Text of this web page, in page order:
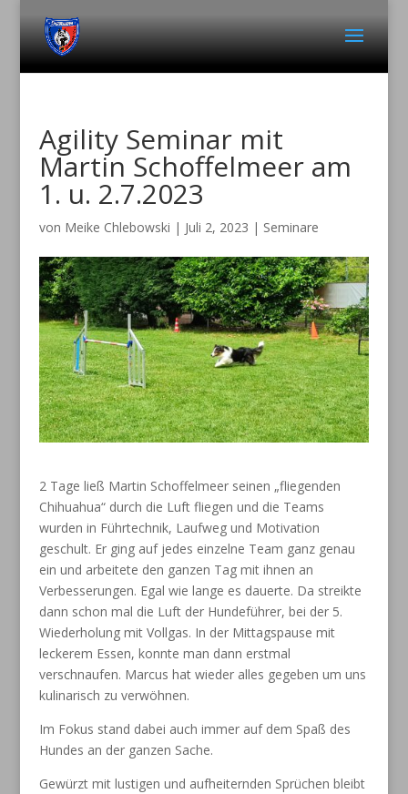
Agility Seminar mit
Martin Schoffelmeer am
1. u. 2.7.2023
von Meike Chlebowski | Juli 2, 2023 | Seminare
2 Tage ließ Martin Schoffelmeer seinen „fliegenden
Chihuahua“ durch die Luft fliegen und die Teams
wurden in Führtechnik, Laufweg und Motivation
geschult. Er ging auf jedes einzelne Team ganz genau
ein und arbeitete den ganzen Tag mit ihnen an
Verbesserungen. Egal wie lange es dauerte. Da streikte
dann schon mal die Luft der Hundeführer, bei der 5.
Wiederholung mit Vollgas. In der Mittagspause mit
leckerem Essen, konnte man dann erstmal
verschnaufen. Marcus hat wieder alles gegeben um uns
kulinarisch zu verwöhnen.
Im Fokus stand dabei auch immer auf dem Spaß des
Hundes an der ganzen Sache.
Gewürzt mit lustigen und aufheiternden Sprüchen bleibt